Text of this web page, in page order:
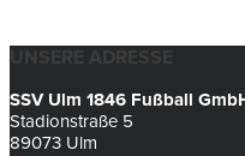
UNSERE ADRESSE
SSV Ulm 1846 Fußball
Stadionstraße 5
89073 Ulm